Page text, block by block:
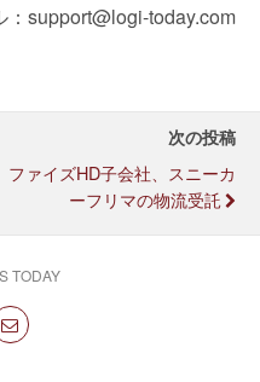
：support@logi-today.com
次の投稿
ファイズHD子会社、スニーカ
ーフリマの物流受託
TODAY